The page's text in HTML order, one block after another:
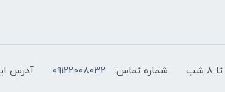
شماره تماس: 09122008032 آدرس